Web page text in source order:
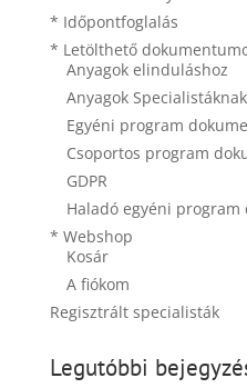
* Időpontfoglalás
* Letölthető
Anyagok elinduláshoz
Anyagok Specialistáknak
Egyéni program
Csoportos program
GDPR
Haladó egyéni
* Webshop
Kosár
A fiókom
Regisztrált specialisták
Legutóbbi